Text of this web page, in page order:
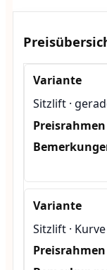
Sitzlift ·
Sitzlift · Kurve